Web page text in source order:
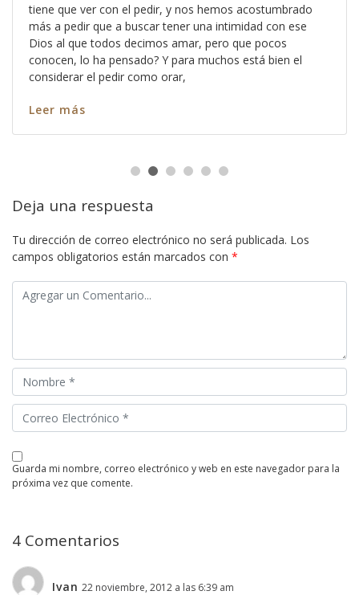
tiene que ver con el pedir, y nos hemos acostumbrado
más a pedir que a buscar tener una intimidad con ese
Dios al que todos decimos amar, pero que pocos
conocen, lo ha pensado? Y para muchos está bien el
considerar el pedir como orar,
Leer más
Deja una respuesta
Tu dirección de correo electrónico no será publicada. Los
campos obligatorios están marcados con *
guarda mi nombre, correo electrónico y web en este navegador para la
próxima vez que comente.
4 Comentarios
Ivan 22 noviembre, 2012 a las 6:39 am